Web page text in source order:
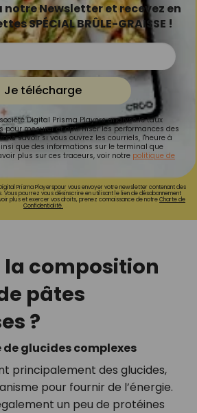
Newsletter et recevez en
SPÉCIAL BRÛLE-GRAISSE !
Je télécharge
Digital Prisma Players analyse le taux
pour mesurer et optimiser les performances des
savoir si vous ouvrez les courriels, l'heure à
que des informations sur le terminal que
plus sur ces traceurs, voir notre politique de
Prisma Playerspour vous envoyer votre newsletter contenant des
pourrez vous désinscrire en utilisant le lien de désabonnement
plus et exercer vos droits, prenez connaissance de notreCharte de
Confidentialité.
la composition
pâtes
?
de glucides complexes
principalement des glucides,
pour fournir de l’énergie.
un peu de protéines